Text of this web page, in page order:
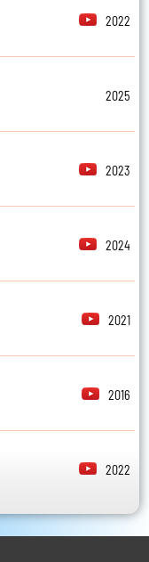
2022
2025
2023
2024
2021
2016
2022